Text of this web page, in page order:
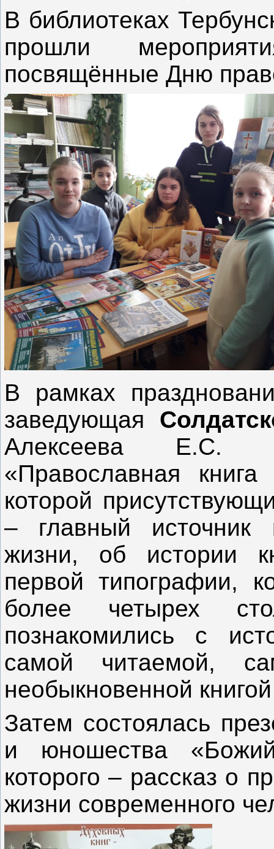
В библиотеках
прошли
посвящённые Дню
В рамках
заведующая
Алексеева Е.С.
«Православная
которой
– главный источник
жизни, об истории
первой типографии,
более четырех
познакомились с
самой читаемой,
необыкновенной
Затем состоялась
и юношества
которого – рассказ о
жизни современного